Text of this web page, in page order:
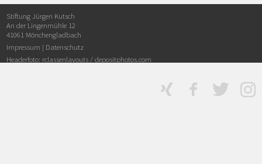
Stiftung Jürgen Kutsch
An der Lingenmühle 12
41061 Mönchengladbach
Impressum | Datenschutz
Headerfoto: rclassenlayouts /depositphotos.com